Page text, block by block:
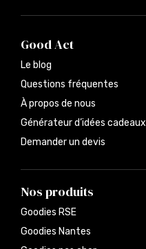
Good Act
Le blog
Questions fréquentes
À propos de nous
Générateur d’idées cadeaux
Demander un devis
Nos produits
Goodies RSE
Goodies Nantes